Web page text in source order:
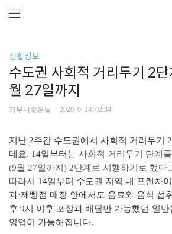
생활정보
수도권 사회적 거리두기 2
월 27일까지
기부니좋은날 2020. 9. 14. 02:34
지난 2주간 수도권에서 사회적 거리두기
데요. 14일부터는 사회적 거리두기 단계
(9월 27일까지) 2단계로 시행하기로 했다
따라서 14일부터 수도권 지역 내 프랜차
과·제빵점 매장 안에서도 음료와 음식 섭
후 9시 이후 포장과 배달만 가능했던 일
영업이 가능해집니다.